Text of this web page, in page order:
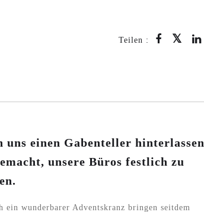
Teilen :
einen Gabenteller hinterlassen
unsere Büros festlich zu
wunderbarer Adventskranz bringen seitdem